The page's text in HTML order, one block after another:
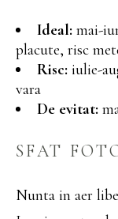
Ideal: mai-
placute, risc
Risc: iulie-
vara
De evitat:
SFAT
Nunta in aer